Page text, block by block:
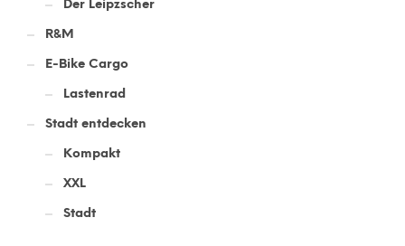
Der Leipzscher
R&M
E-Bike Cargo
Lastenrad
Stadt entdecken
Kompakt
XXL
Stadt